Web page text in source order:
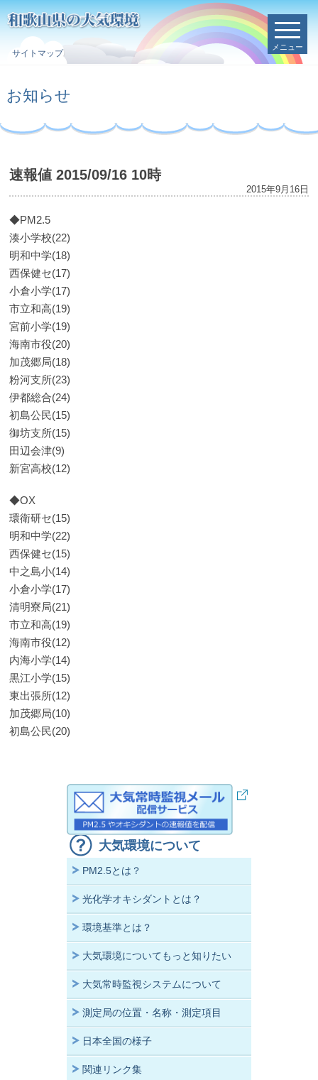
サイトマップ
メニュー
お知らせ
速報値 2015/09/16 10時
2015年9月16日
◆PM2.5
湊小学校(22)
明和中学(18)
西保健セ(17)
小倉小学(17)
市立和高(19)
宮前小学(19)
海南市役(20)
加茂郷局(18)
粉河支所(23)
伊都総合(24)
初島公民(15)
御坊支所(15)
田辺会津(9)
新宮高校(12)
◆OX
環衛研セ(15)
明和中学(22)
西保健セ(15)
中之島小(14)
小倉小学(17)
清明寮局(21)
市立和高(19)
海南市役(12)
内海小学(14)
黒江小学(15)
東出張所(12)
加茂郷局(10)
初島公民(20)
大気環境について
PM2.5とは？
光化学オキシダントとは？
環境基準とは？
大気環境についてもっと知りたい
大気常時監視システムについて
測定局の位置・名称・測定項目
日本全国の様子
関連リンク集